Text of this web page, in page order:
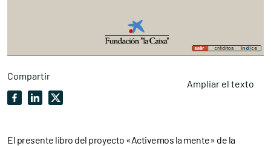
Compartir
Ampliar el texto
El presente libro del proyecto «Activemos la mente» de la